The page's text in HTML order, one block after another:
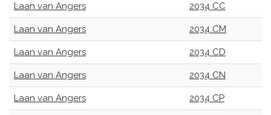
Laan van Angers 2034 CC
Laan van Angers 2034 CM
Laan van Angers 2034 CD
Laan van Angers 2034 CN
Laan van Angers 2034 CP